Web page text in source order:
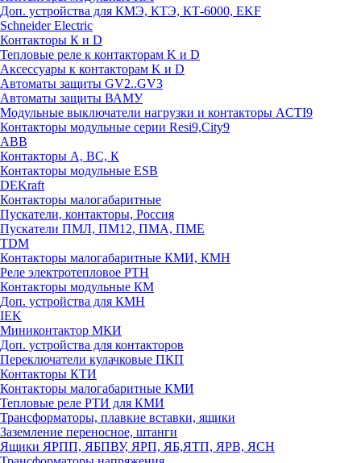
Доп. устройства для КМЭ, КТЭ, КТ-6000, EKF
Schneider Electric
Контакторы К и D
Тепловые реле к контакторам K и D
Аксессуары к контакторам K и D
Автоматы защиты GV2..GV3
Автоматы защиты ВАМУ
Модульные выключатели нагрузки и контакторы ACTI9
Контакторы модульные серии Resi9,City9
ABB
Контакторы А, ВС, К
Контакторы модульные ESB
DEKraft
Контакторы малогабаритные
Пускатели, контакторы, Россия
Пускатели ПМЛ, ПМ12, ПМА, ПМЕ
TDM
Контакторы малогабаритные КМИ, КМН
Реле электротепловое РТН
Контакторы модульные КМ
Доп. устройства для КМН
IEK
Миниконтактор МКИ
Доп. устройства для контакторов
Переключатели кулачковые ПКП
Контакторы КТИ
Контакторы малогабаритные КМИ
Тепловые реле РTИ для КМИ
Трансформаторы, плавкие вставки, ящики
Заземление переносное, штанги
Ящики ЯРПП, ЯБПВУ, ЯРП, ЯБ,ЯТП, ЯРВ, ЯСН